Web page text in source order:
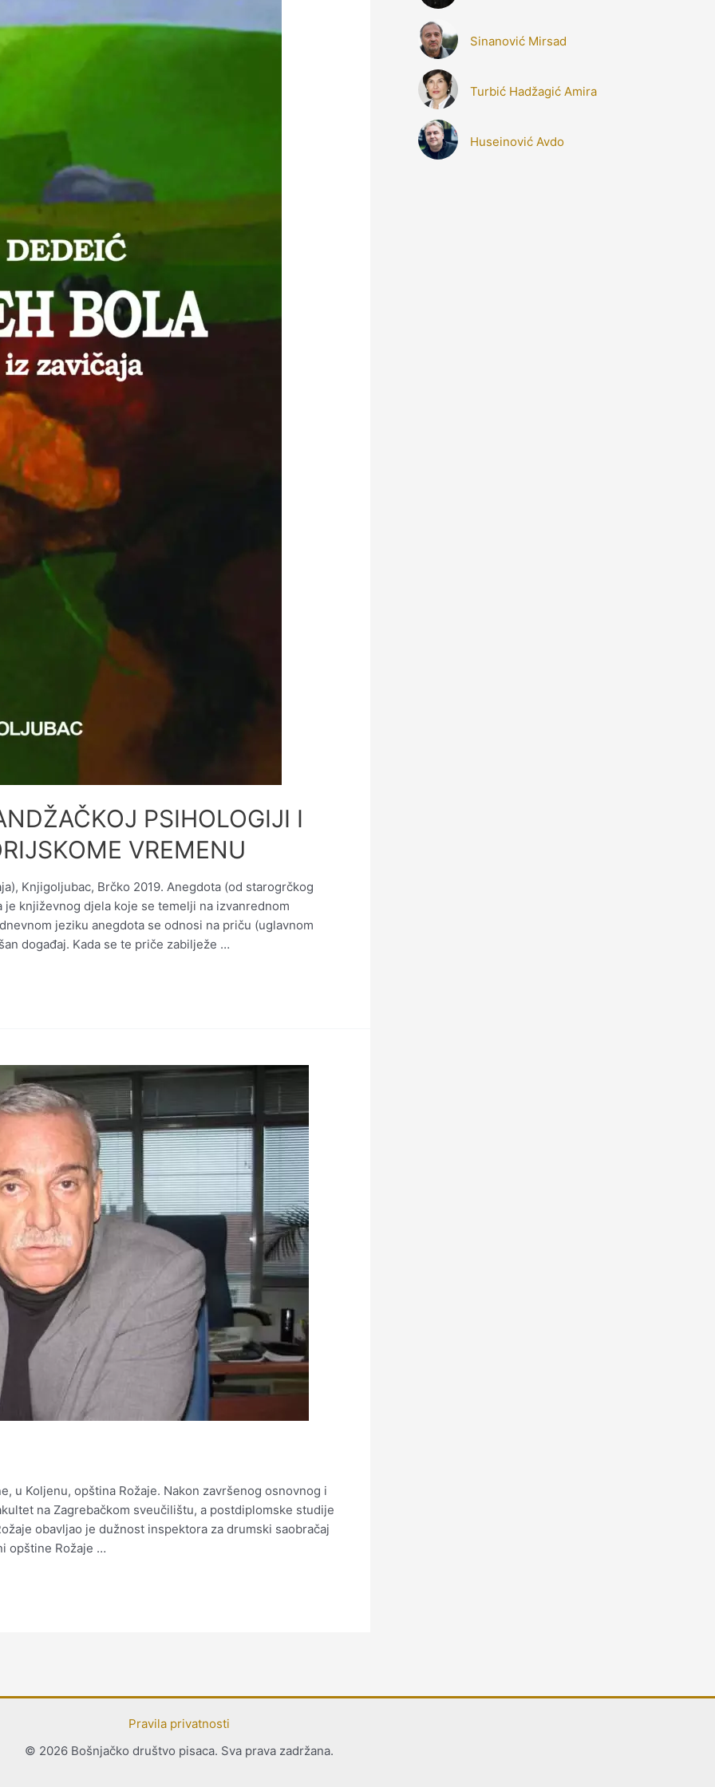
PSIHOLOGIJI I
VREMENU
Knjigoljubac, Brčko 2019. Anegdota (od starogrčkog
je književnog djela koje se temelji na izvanrednom
jeziku anegdota se odnosi na priču (uglavnom
događaj. Kada se te priče zabilježe …
u Koljenu, opština Rožaje. Nakon završenog osnovnog i
na Zagrebačkom sveučilištu, a postdiplomske studije
obavljao je dužnost inspektora za drumski saobračaj
opštine Rožaje …
Sinanović Mirsad
Turbić Hadžagić Amira
Huseinović Avdo
Pravila privatnosti
© 2026 Bošnjačko društvo pisaca. Sva prava zadržana.